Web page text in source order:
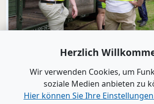
Bad Bramstedt
"Wir wollen die Moorbahn
Dornröschenschlaf
Alle Videos anzeigen
Herzlich
Wir verwenden Cookies, um
soziale Medien anbieten zu
Hier können Sie Ihre